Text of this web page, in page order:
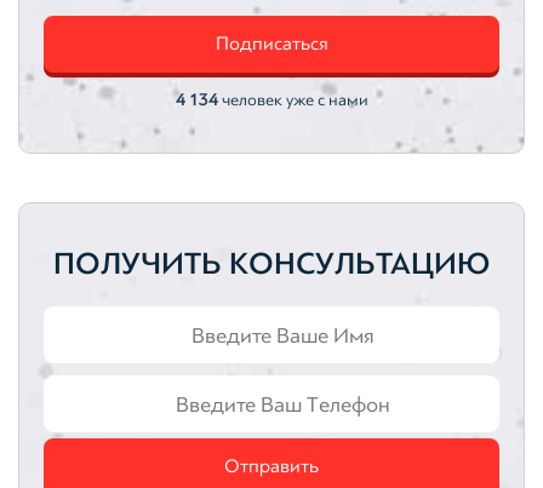
Интеллектуальная собственность Оценка акций
Подписаться
4 134человек уже с нами
ПОЛУЧИТЬ КОНСУЛЬТАЦИЮ
Отправить